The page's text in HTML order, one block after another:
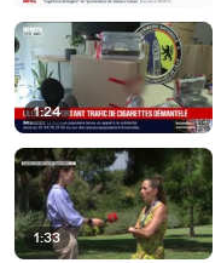
1:24
1:33